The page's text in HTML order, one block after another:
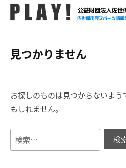
A
保
ポ
ー
情
報
サ
見つかりません
お探しのものは見つからないよ
もしれません。
検
索:
P
L
!